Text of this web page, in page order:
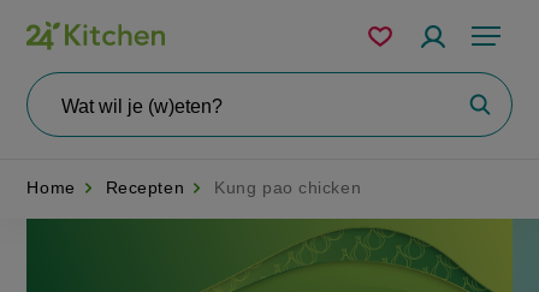
Overslaan
en
naar
de
Menu
wil
Mijn
bewaarde
Home Recepten Kung pao chicken